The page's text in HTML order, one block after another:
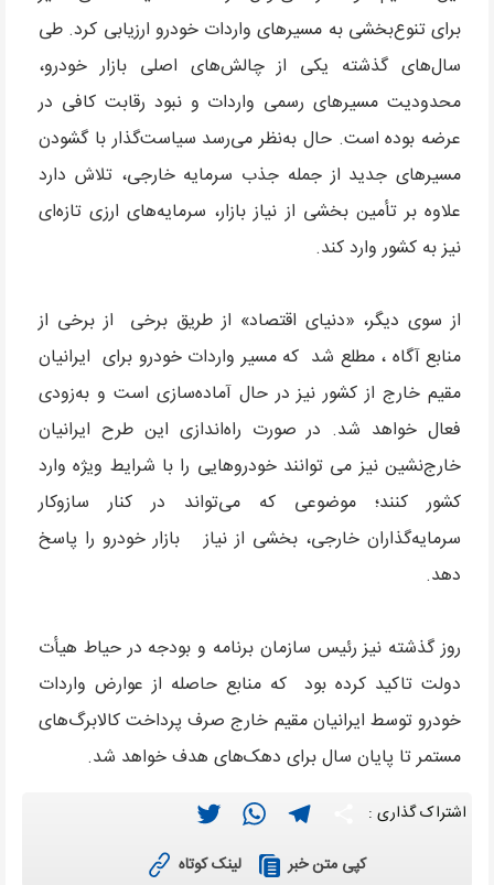
برای تنوع‌بخشی به مسیرهای واردات خودرو ارزیابی کرد. طی
سال‌های گذشته یکی از چالش‌های اصلی بازار خودرو،
محدودیت مسیرهای رسمی واردات و نبود رقابت کافی در
عرضه بوده است. حال به‌نظر می‌رسد سیاست‌گذار با گشودن
مسیرهای جدید از جمله جذب سرمایه خارجی، تلاش دارد
علاوه بر تأمین بخشی از نیاز بازار، سرمایه‌های ارزی تازه‌ای
نیز به کشور وارد کند.
از سوی دیگر، «دنیای اقتصاد» از طریق برخی از برخی از
منابع آگاه ، مطلع شد که مسیر واردات خودرو برای ایرانیان
مقیم خارج از کشور نیز در حال آماده‌سازی است و به‌زودی
فعال خواهد شد. در صورت راه‌اندازی این طرح ایرانیان
خارج‌نشین نیز می توانند خودروهایی را با شرایط ویژه وارد
کشور کنند؛ موضوعی که می‌تواند در کنار سازوکار
سرمایه‌گذاران خارجی، بخشی از نیاز بازار خودرو را پاسخ
دهد.
روز گذشته نیز رئیس سازمان برنامه و بودجه در حیاط هیأت
دولت تاکید کرده بود که منابع حاصله از عوارض واردات
خودرو توسط ایرانیان مقیم خارج صرف پرداخت کالابرگ‌های
مستمر تا پایان سال برای دهک‌های هدف خواهد شد.
اشتراک گذاری : Twitter
WhatsAppTelegram
کپی متن خبر لینک کوتاه